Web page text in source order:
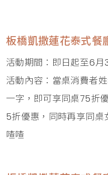
板橋凱撒蓮花泰式餐
活動期間：即日起至6月
活動內容：當桌消費者
一字，即可享同桌75折
5折優惠，同時再享同
喳喳